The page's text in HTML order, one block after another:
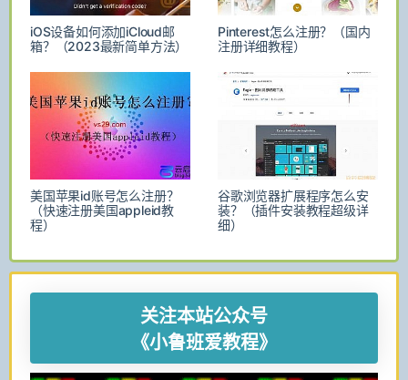
iOS设备如何添加iCloud邮
箱？（2023最新简单方法）
Pinterest怎么注册？（国内
注册详细教程）
美国苹果id账号怎么注册？
（快速注册美国appleid教
程）
谷歌浏览器扩展程序怎么安
装？（插件安装教程超级详
细）
关注本站公众号
《小鲁班爱教程》